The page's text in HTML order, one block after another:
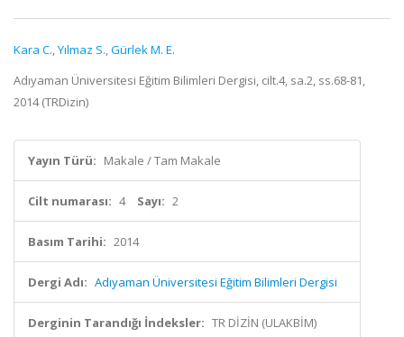
Kara C.,Yılmaz S.,Gürlek M. E.
Adıyaman Üniversitesi Eğitim Bilimleri Dergisi, cilt.4, sa.2, ss.68-81,
2014 (TRDizin)
Yayın Türü: Makale / Tam Makale
Cilt numarası: 4 Sayı: 2
Basım Tarihi: 2014
Dergi Adı: Adıyaman Üniversitesi Eğitim Bilimleri Dergisi
Derginin Tarandığı İndeksler: TR DİZİN (ULAKBİM)